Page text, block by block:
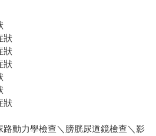
狀
狀
狀
狀
路動力學檢查＼膀胱尿道鏡檢查＼影